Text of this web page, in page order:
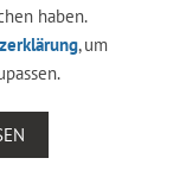
haben.
, um